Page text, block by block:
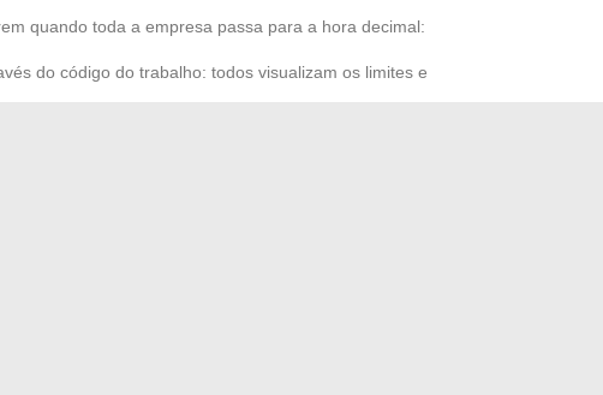
quando toda a empresa passa para a hora decimal:
do código do trabalho: todos visualizam os limites e